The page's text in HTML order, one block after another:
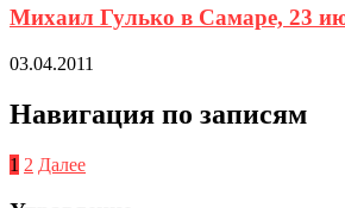
Михаил Гулько в Самаре, 23
03.04.2011
Навигация по записям
1 2 Далее